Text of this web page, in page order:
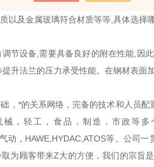
码盘材质因为不同型号的eltra增量型
以及金属玻璃符合材质等等,具体选择
节设备,需要具备良好的附在性能,因
升法兰的压力承受性能。在钢材表面
，*的关系网络，完备的技术和人员
，轻工，食品，制造，市政等
动，HAWE,HYDAC,ATOS等。公司
为顾客带来Z大的方便，我们的宗旨